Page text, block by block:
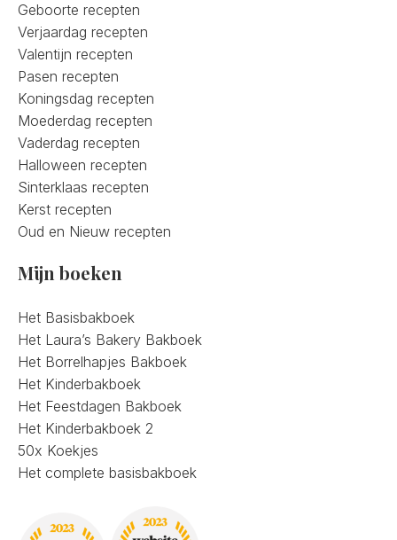
Geboorte recepten
Verjaardag recepten
Valentijn recepten
Pasen recepten
Koningsdag recepten
Moederdag recepten
Vaderdag recepten
Halloween recepten
Sinterklaas recepten
Kerst recepten
Oud en Nieuw recepten
Mijn boeken
Het Basisbakboek
Het Laura’s Bakery Bakboek
Het Borrelhapjes Bakboek
Het Kinderbakboek
Het Feestdagen Bakboek
Het Kinderbakboek 2
50x Koekjes
Het complete basisbakboek